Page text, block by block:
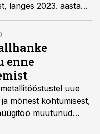
langes 2023. aasta
ja tõusis
7,9%.
enne
uue
mõnest kohtumisest,
muutunud